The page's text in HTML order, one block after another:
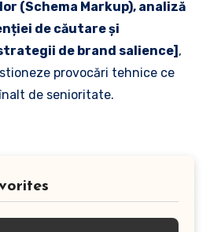
(Schema Markup), analiză
de căutare și
de brand salience] ,
provocări tehnice ce
de senioritate.